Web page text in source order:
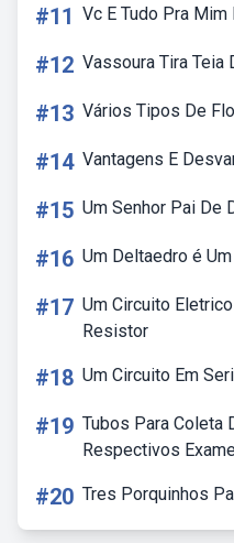
#11 Vc E Tudo Pra Mim
#12 Vassoura Tira Teia
#13 Vários Tipos De
#14 Vantagens E
#15 Um Senhor Pai De
#16 Um Deltaedro é
#17 Um Circuito
Resistor
#18 Um Circuito Em
#19 Tubos Para Coleta
Respectivos
#20 Tres Porquinhos